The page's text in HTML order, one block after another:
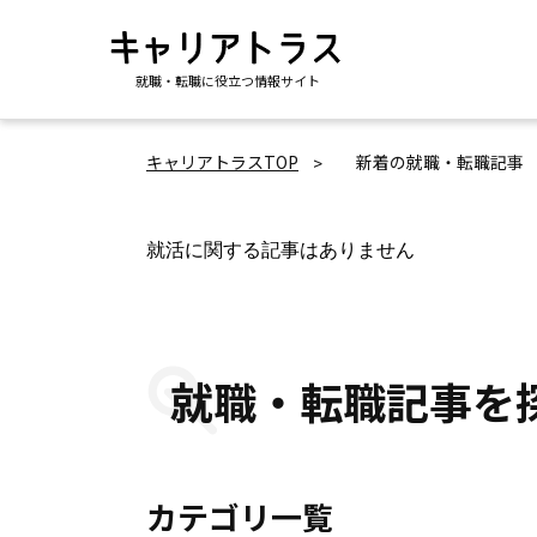
就職・転職に役立つ情報サイト
キャリアトラスTOP 新着の就職・転職記事
就活に関する記事はありません
就職・転職記事を
カテゴリ一覧